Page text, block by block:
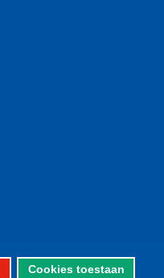
Cookies toestaan